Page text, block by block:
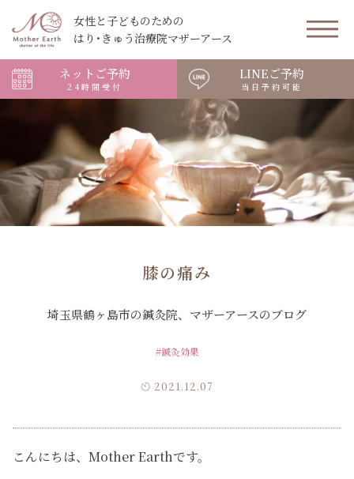
女性と子どものための
はり･きゅう治療院マザーアース
ネットご予約
24時間受付
LINEご予約
当日予約可能
膝の痛み
埼玉県鶴ヶ島市の鍼灸院、マザーアースのブログ
#鍼灸効果
2021.12.07
こんにちは、Mother Earthです。